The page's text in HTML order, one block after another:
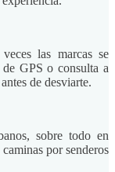
las marcas se
GPS o consulta a
de desviarte.
sobre todo en
por senderos